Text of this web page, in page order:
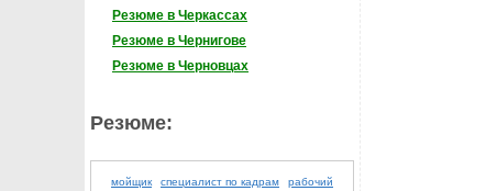
Резюме в Черкассах
Резюме в Чернигове
Резюме в Черновцах
Резюме:
мойщик специалист по кадрам
рабочий